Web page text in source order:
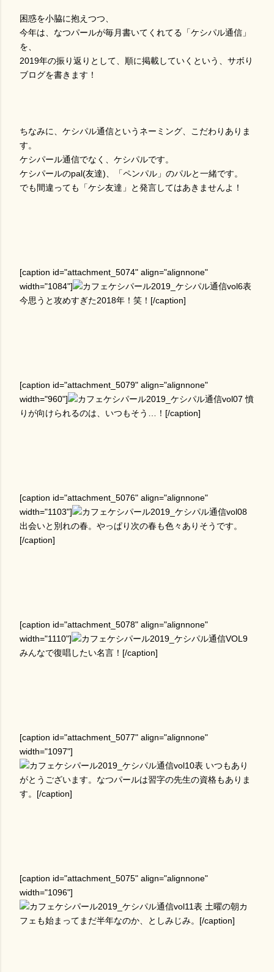
困惑を小脇に抱えつつ、
今年は、なつパールが毎月書いてくれてる「ケシパル通信」
を、
2019年の振り返りとして、順に掲載していくという、サボり
ブログを書きます！
ちなみに、ケシパル通信というネーミング、こだわりありま
す。
ケシパール通信でなく、ケシパルです。
ケシパールのpal(友達)、「ペンパル」のパルと一緒です。
でも間違っても「ケシ友達」と発言してはあきませんよ！
[caption id="attachment_5074" align="alignnone"
width="1084"]
今思うと攻めすぎた2018年！笑！[/caption]
[caption id="attachment_5079" align="alignnone"
width="960"]
憤
りが向けられるのは、いつもそう…！[/caption]
[caption id="attachment_5076" align="alignnone"
width="1103"]
出会いと別れの春。やっぱり次の春も色々ありそうです。
[/caption]
[caption id="attachment_5078" align="alignnone"
width="1110"]
みんなで復唱したい名言！[/caption]
[caption id="attachment_5077" align="alignnone"
width="1097"]
いつもあり
がとうございます。なつパールは習字の先生の資格もありま
す。[/caption]
[caption id="attachment_5075" align="alignnone"
width="1096"]
土曜の朝カ
フェも始まってまだ半年なのか、としみじみ。[/caption]